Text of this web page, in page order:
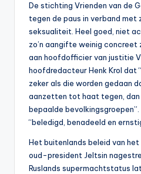
De stichting Vrienden van de
tegen de paus in verband met
seksualiteit. Heel goed, niet
zo’n aangifte weinig concreet
aan hoofdofficier van justitie
hoofdredacteur Henk Krol dat
zeker als die worden gedaan
aanzetten tot haat tegen,
bepaalde bevolkingsgroepen”.
“beledigd, benadeeld en
Het buitenlands beleid van
oud-president Jeltsin
Ruslands supermachtstatus